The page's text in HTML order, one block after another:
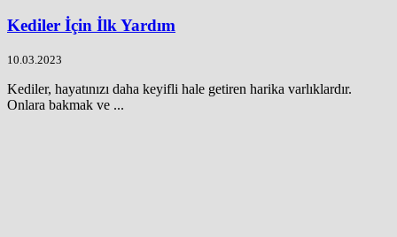
Kediler İçin İlk Yardım
10.03.2023
Kediler, hayatınızı daha keyifli hale getiren harika varlıklardır.
Onlara bakmak ve ...